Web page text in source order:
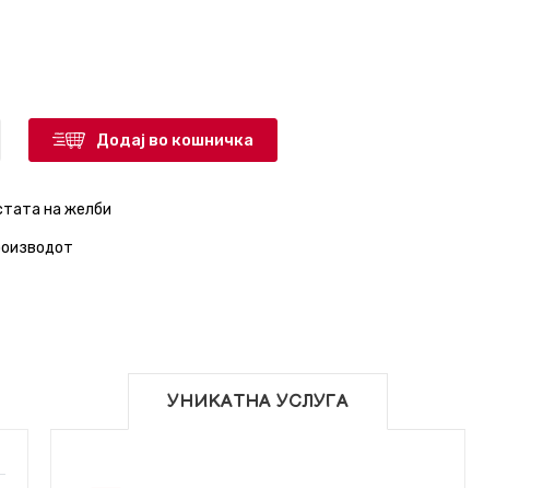
Додај во кошничка
на желби
УНИКАТНА УСЛУГА